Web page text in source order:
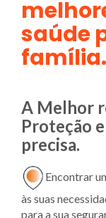
saúde
família.
A Melhor
Proteção
precisa.
Encontrar
às suas
para a sua